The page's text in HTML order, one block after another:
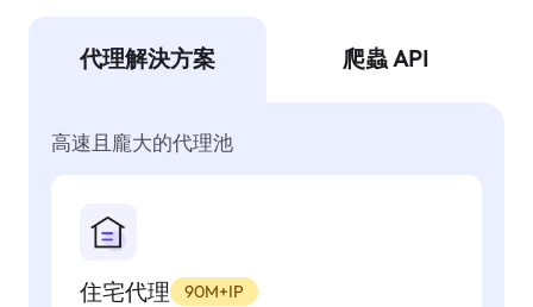
代理解決方案 爬蟲 API
高速且龐大的代理池
住宅代理 90M+IP